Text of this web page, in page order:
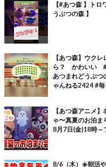
【#あつ森 】ト
うぶつの森 】
【あつ森】ウクレ
ら？ かわいい
あつまれどうぶつ
ゃんねる2424 #
【あつ森アニメ
ゃ〜真夏のお泊
8月7日(金)18時～
8/6（木）☀️朝活